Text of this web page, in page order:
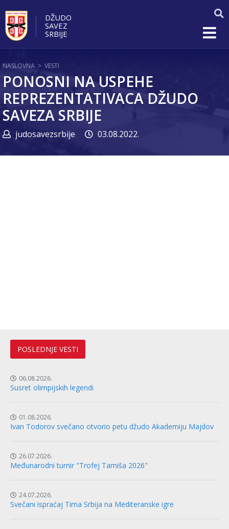
DŽUDO
SAVEZ
SRBIJE
NASLOVNA > VESTI
PONOSNI NA USPEHE
REPREZENTATIVACA DŽUDO
SAVEZA SRBIJE
judosavezsrbije 03.08.2022.
POSLEDNJE VESTI
06.08.2026.
Susret olimpijskih legendi
01.08.2026.
Ivan Todorov svečano otvorio petu džudo Akademiju Majdov
26.07.2026.
Međunarodni turnir "Trofej Tamiša 2026"
24.07.2026.
Svečani ispraćaj Tima Srbija na Mediteranske igre